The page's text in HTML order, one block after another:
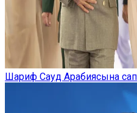
Шариф Сауд Арабиясына